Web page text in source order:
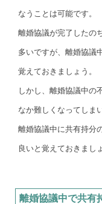
なうことは可能です。
離婚協議が完了したの
多いですが、離婚協議
覚えておきましょう。
しかし、離婚協議中の
なか難しくなってしま
離婚協議中に共有持分
良いと覚えておきまし
離婚協議中で共有